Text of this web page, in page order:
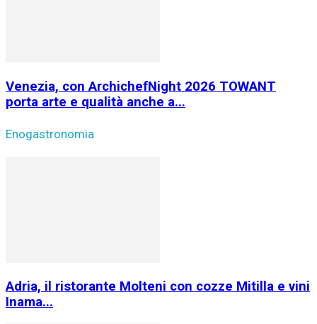
Venezia, con ArchichefNight 2026 TOWANT
porta arte e qualità anche a...
Enogastronomia
Adria, il ristorante Molteni con cozze Mitilla e vini
Inama...